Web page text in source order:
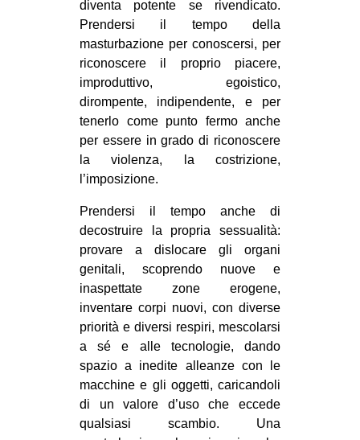
diventa potente se rivendicato.
Prendersi il tempo della
masturbazione per conoscersi, per
riconoscere il proprio piacere,
improduttivo, egoistico,
dirompente, indipendente, e per
tenerlo come punto fermo anche
per essere in grado di riconoscere
la violenza, la costrizione,
l’imposizione.
Prendersi il tempo anche di
decostruire la propria sessualità:
provare a dislocare gli organi
genitali, scoprendo nuove e
inaspettate zone erogene,
inventare corpi nuovi, con diverse
priorità e diversi respiri, mescolarsi
a sé e alle tecnologie, dando
spazio a inedite alleanze con le
macchine e gli oggetti, caricandoli
di un valore d’uso che eccede
qualsiasi scambio. Una